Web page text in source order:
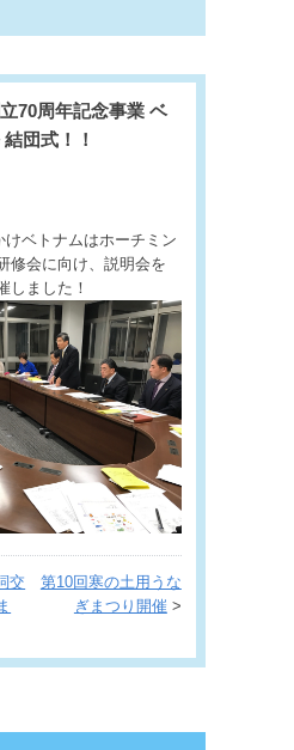
70周年記念事業 ベ
団式！！
けベトナムはホーチミン
修会に向け、説明会を
しました！
交
第10回寒の土用うな
ぎまつり開催 >